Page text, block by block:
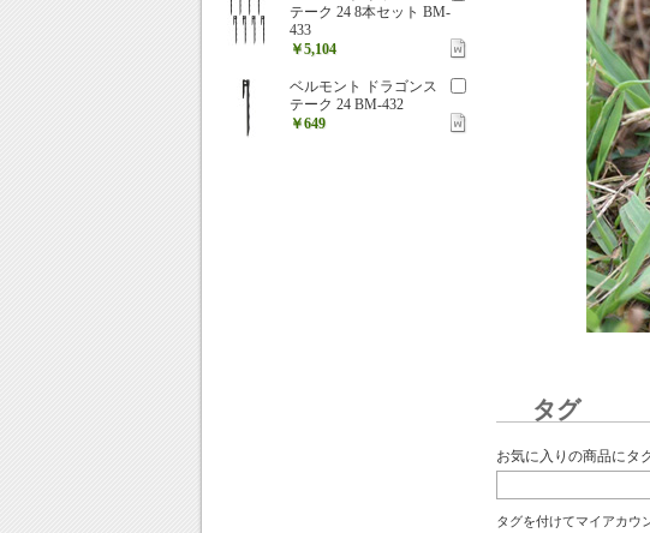
タグ
お気に入りの商品にタ
タグを付けてマイアカウ
テーク 24 8本セット BM-
433
￥5,104
ベルモント ドラゴンス
テーク 24 BM-432
￥649